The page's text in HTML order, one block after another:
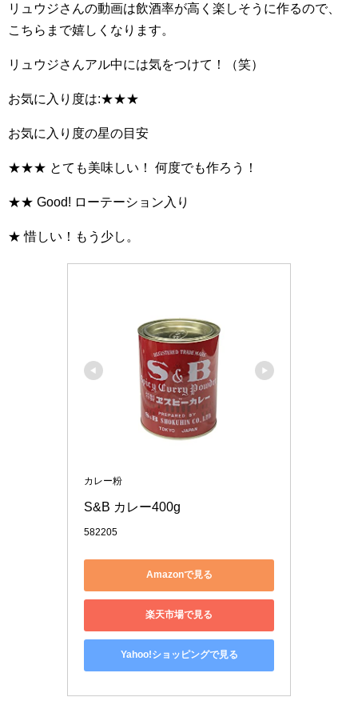
リュウジさんの動画は飲酒率が高く楽しそうに作るので、
こちらまで嬉しくなります。
リュウジさんアル中には気をつけて！（笑）
お気に入り度は:★★★
お気に入り度の星の目安
★★★ とても美味しい！ 何度でも作ろう！
★★ Good! ローテーション入り
★ 惜しい！もう少し。
カレー粉
S&B カレー400g
582205
Amazonで見る
楽天市場で見る
Yahoo!ショッピングで見る